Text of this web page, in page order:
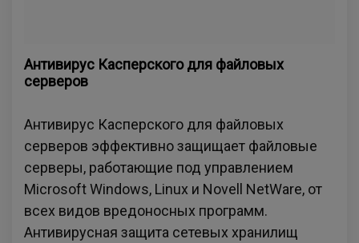
Антивирус Касперского для файловых
серверов
Антивирус Касперского для файловых
серверов эффективно защищает файловые
серверы, работающие под управлением
Microsoft Windows, Linux и Novell NetWare, от
всех видов вредоносных программ.
Антивирусная защита сетевых хранилищ